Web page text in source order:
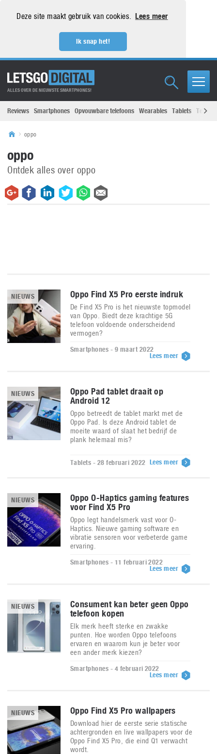
Deze site maakt gebruik van cookies. Lees meer
Ik snap het!
ALLES OVER DE NIEUWSTE SMARTPHONES!
Reviews Smartphones Opvouwbare telefoons Wearables Tablets
oppo
oppo
Ontdek alles over oppo
NIEUWS Oppo Find X5 Pro eerste indruk
De Find X5 Pro is het nieuwste topmodel
van Oppo. Biedt deze krachtige 5G
telefoon voldoende onderscheidend
vermogen?
Smartphones - 9 maart 2022
Lees meer
NIEUWS
Oppo Pad tablet draait op
Android 12
Oppo betreedt de tablet markt met de
Oppo Pad. Is deze Android tablet de
moeite waard of slaat het bedrijf de
plank helemaal mis?
Tablets - 28 februari 2022 Lees meer
NIEUWS
Oppo O-Haptics gaming features
voor Find X5 Pro
Oppo legt handelsmerk vast voor O-
Haptics. Nieuwe gaming software en
vibratie sensoren voor verbeterde game
ervaring.
Smartphones - 11 februari 2022
Lees meer
NIEUWS
Consument kan beter geen Oppo
telefoon kopen
Elk merk heeft sterke en zwakke
punten. Hoe worden Oppo telefoons
ervaren en waarom kun je beter voor
een ander merk kiezen?
Smartphones - 4 februari 2022
Lees meer
NIEUWS Oppo Find X5 Pro wallpapers
Download hier de eerste serie statische
achtergronden en live wallpapers voor de
Oppo Find X5 Pro, die eind Q1 verwacht
wordt.